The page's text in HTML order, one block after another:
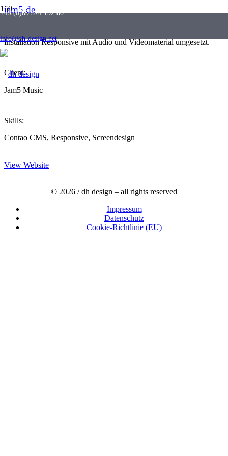
+49 (0)89 374 192 80
info@dh-design.net
jam5.de
Installation Responsive mit Audio und Videomaterial umgesetzt.
Client:
Jam5 Music
Skills:
Contao CMS, Responsive, Screendesign
View Website
© 2026 / dh design – all rights reserved
Impressum
Datenschutz
Cookie-Richtlinie (EU)